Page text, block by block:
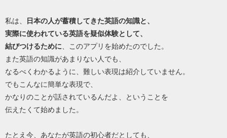
私は、
日本の人が蓄積してきた英語の知識と、
実際に使われている英語を疑似体験として、
結びつけるために 、このアプリを始めたのでした。
また英語の知識があまりない人でも、
なるべくわかるように、難しい表現は紹介していません。
でもこんなに簡単な表現で、
かなりのことが話されているんだよ、ということを
伝えたくて始めました。
たとえ今、あなたが英語の初心者だとしても、